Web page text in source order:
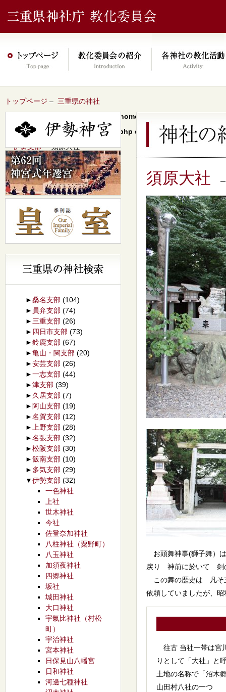
トップページ – 三重県の神社
/home/xs046278/mie-
content/themes/jinja2022/header.php on line
64
–伊勢支部– 須原大社
須原大社
お頭舞神事(獅子舞）
戻り 神前に於いて 剣
この舞の歴史は 凡そ
依頼していましたが、
往古 当社一帯は宮
りとして「大社」と
土地の名称で「沼木
山田村八社の一
►桑名支部 (104)
► 員弁支部 (74)
► 三重支部 (26)
► 四日市支部 (73)
►鈴鹿支部 (67)
►亀山・関支部 (20)
►安芸支部 (26)
►一志支部 (44)
►津支部 (39)
► 久居支部 (7)
► 阿山支部 (19)
►名賀支部 (12)
►
上野支部 (28)
►名張支部 (32)
►松阪支部 (30)
►飯南支部 (10)
► 多気支部 (29)
▼伊勢支部 (32)
一色神社
上社
世木神社
今社
佐登奈加神社
八柱神社（粟野町）
八玉神社
加須夜神社
四郷神社
坂社
城田神社
大口神社
宇氣比神社（村松
町）
宇治神社
宮本神社
日保見山八幡宮
日和神社
河邊七種神社